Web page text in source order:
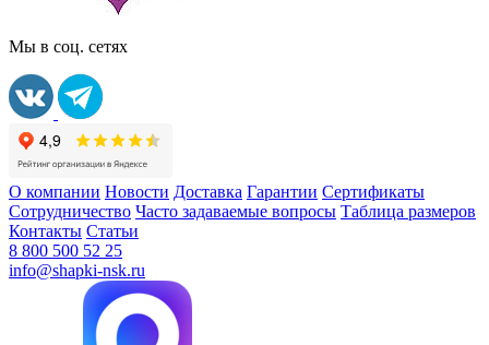
Мы в соц. сетях
О компании Новости Доставка Гарантии Сертификаты
Сотрудничество Часто задаваемые вопросы Таблица размеров
Контакты Статьи
8 800 500 52 25
info@shapki-nsk.ru